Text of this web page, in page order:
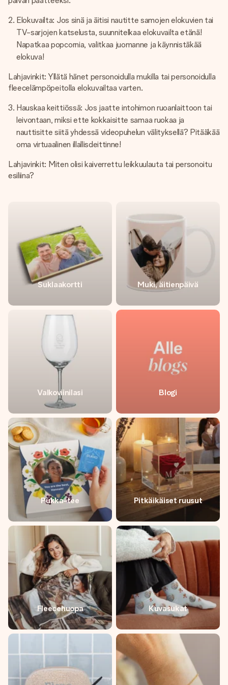
Elokuvailta: Jos sinä ja äitisi nautitte samojen elokuvien tai
TV-sarjojen katselusta, suunnitelkaa elokuvailta etänä!
Napatkaa popcornia, valitkaa juomanne ja käynnistäkää
elokuva!
Lahjavinkit: Yllätä hänet personoidulla mukilla tai personoidulla
fleecelämpöpeitolla elokuvailtaa varten.
Hauskaa keittiössä: Jos jaatte intohimon ruoanlaittoon tai
leivontaan, miksi ette kokkaisitte samaa ruokaa ja
nauttisitte siitä yhdessä videopuhelun välityksellä? Pitääkää
oma virtuaalinen illallisdeittinne!
Lahjavinkit: Miten olisi kaiverrettu leikkuulauta tai personoitu
esiliina?
Suklaakortti Muki, äitienpäivä
Valkoviinilasi Blogi
Pukka-tee Pitkäikäiset ruusut
Fleecehuopa Kuvasukat